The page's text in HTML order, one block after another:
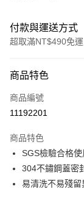
付款與運送方式
超取滿NT$490免運
信用卡一次付款
信用卡分期付款
合作金庫商業銀行
華南商業銀行
上海商業儲蓄銀行
國泰世華商業銀行
6 期 0 利率 每
華南商業銀行
上海商業儲蓄銀行
12 期 0 利率
合作金庫商業銀行
超商取貨付款
商品特色
商品編號
11192201
商品特色
SGS檢驗合格
304不鏽鋼蓋密
易清洗不易殘留